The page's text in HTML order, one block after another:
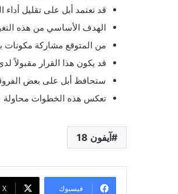
قد تعتمد أبل على تقليل أداء
الهدف الأساسي من هذه
من المتوقع مشاركة مكونات
قد يكون هذا القرار مقبولاً
ستحافظ أبل على بعض
تعكس هذه الخطوات محاولة
آيفون 18
فيسبوك ‫X